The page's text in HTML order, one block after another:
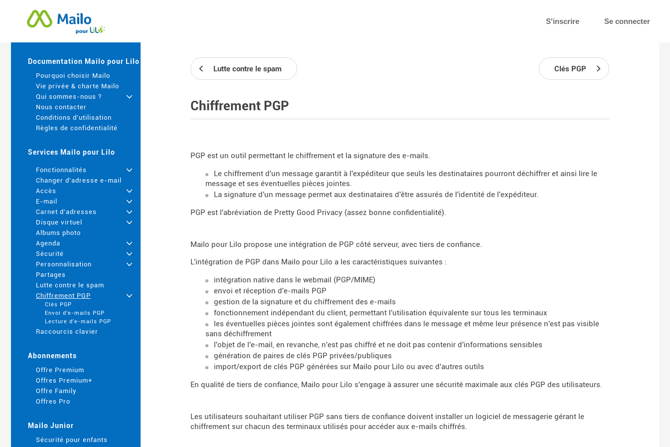
S'inscrire Se connecter
Documentation Mailo pour Lilo
Pourquoi choisir Mailo
Vie privée & charte Mailo
Qui sommes-nous ?
+
Nous contacter
Conditions d'utilisation
Règles de confidentialité
Services Mailo pour Lilo
Fonctionnalités
+
Changer d'adresse e-mail
Accès
+
E-mail
+
Carnet d'adresses
+
Disque virtuel
+
Albums photo
Agenda
+
Sécurité
+
Personnalisation
+
Partages
Lutte contre le spam
Chiffrement PGP
+
Clés PGP
Envoi d'e-mails PGP
Lecture d'e-mails PGP
Raccourcis clavier
Abonnements
Offre Premium
Offres Premium+
Offre Family
Offres Pro
Mailo Junior
Sécurité pour enfants
Lutte contre le spam Clés PGP
Chiffrement PGP
PGP est un outil permettant le chiffrement et la signature des e-mails.
Le chiffrement d'un message garantit à l'expéditeur que seuls les destinataires pourront déchiffrer et ainsi lire le
message et ses éventuelles pièces jointes.
La signature d'un message permet aux destinataires d'être assurés de l'identité de l'expéditeur.
PGP est l'abréviation de Pretty Good Privacy (assez bonne confidentialité).
Mailo pour Lilo propose une intégration de PGP côté serveur, avec tiers de confiance.
L'intégration de PGP dans Mailo pour Lilo a les caractéristiques suivantes :
intégration native dans le webmail (PGP/MIME)
envoi et réception d'e-mails PGP
gestion de la signature et du chiffrement des e-mails
fonctionnement indépendant du client, permettant l'utilisation équivalente sur tous les terminaux
les éventuelles pièces jointes sont également chiffrées dans le message et même leur présence n'est pas visible
sans déchiffrement
l'objet de l'e-mail, en revanche, n'est pas chiffré et ne doit pas contenir d'informations sensibles
génération de paires de clés PGP privées/publiques
import/export de clés PGP générées sur Mailo pour Lilo ou avec d'autres outils
En qualité de tiers de confiance, Mailo pour Lilo s'engage à assurer une sécurité maximale aux clés PGP des utilisateurs.
Les utilisateurs souhaitant utiliser PGP sans tiers de confiance doivent installer un logiciel de messagerie gérant le
chiffrement sur chacun des terminaux utilisés pour accéder aux e-mails chiffrés.